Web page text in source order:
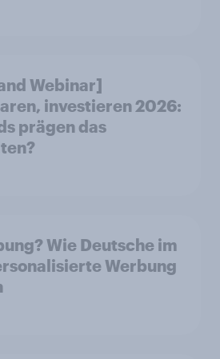
Webinar]
investieren 2026:
prägen das
Wie Deutsche im
Werbung